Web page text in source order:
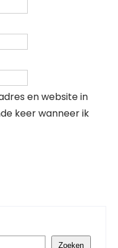
en website in
keer wanneer ik
Zoeken